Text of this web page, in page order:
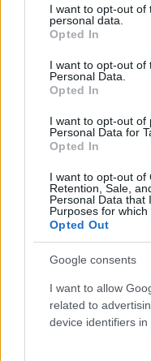
not limited to your visit
grant or deny consent
use your data for below
consent section.
I want to opt-out of
personal data.
Opted In
I want to opt-out of
Personal Data.
Opted In
I want to opt-out of
Personal Data for
Opted In
I want to opt-out of
Retention, Sale,
Personal Data that
Purposes for which
Opted Out
Google consents
I want to allow
related to
device identifiers in
διενεργηθεί
Καραμανλής να
Θα στηρίξει την
συγκάλυψη του
Απλώς ο ΣΥΡΙΖΑ του
τελευταία
Μητσοτάκης ίσον
Η συγκάλυψη έχει